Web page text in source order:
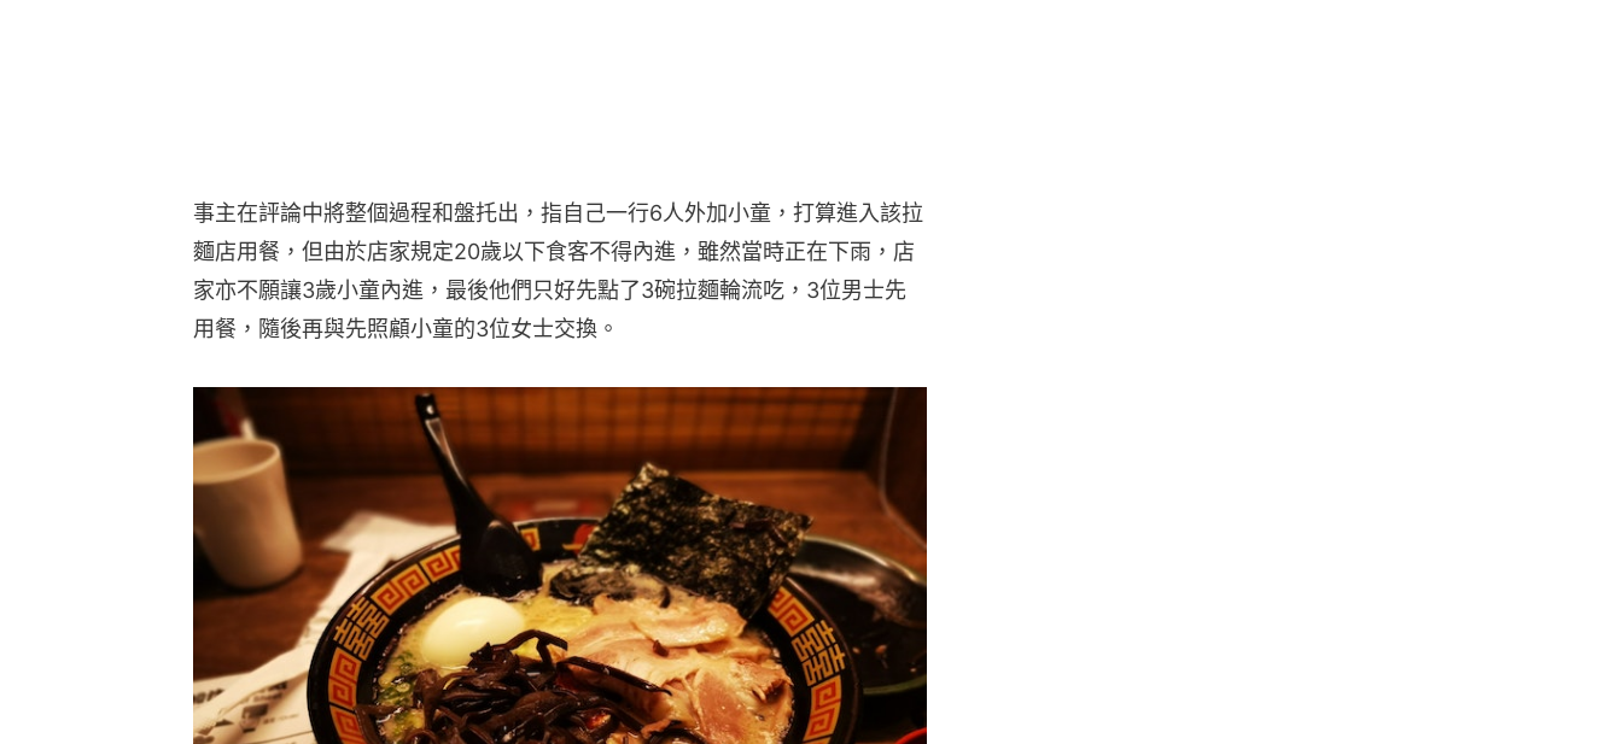
事主在評論中將整個過程和盤托出，指自己一行6人外加小童，打算進入該拉
麵店用餐，但由於店家規定20歲以下食客不得內進，雖然當時正在下雨，店
家亦不願讓3歲小童內進，最後他們只好先點了3碗拉麵輪流吃，3位男士先
用餐，隨後再與先照顧小童的3位女士交換。